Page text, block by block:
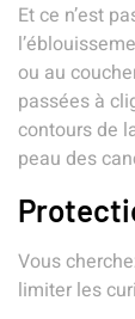
Et ce n’est
ou au
passées à
contours de
peau des
Vous
limiter les